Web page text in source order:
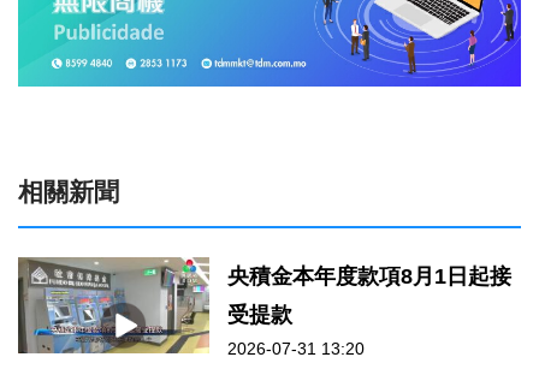
相關新聞
央積金本年度款項8月1日起接
受提款
2026-07-31 13:20